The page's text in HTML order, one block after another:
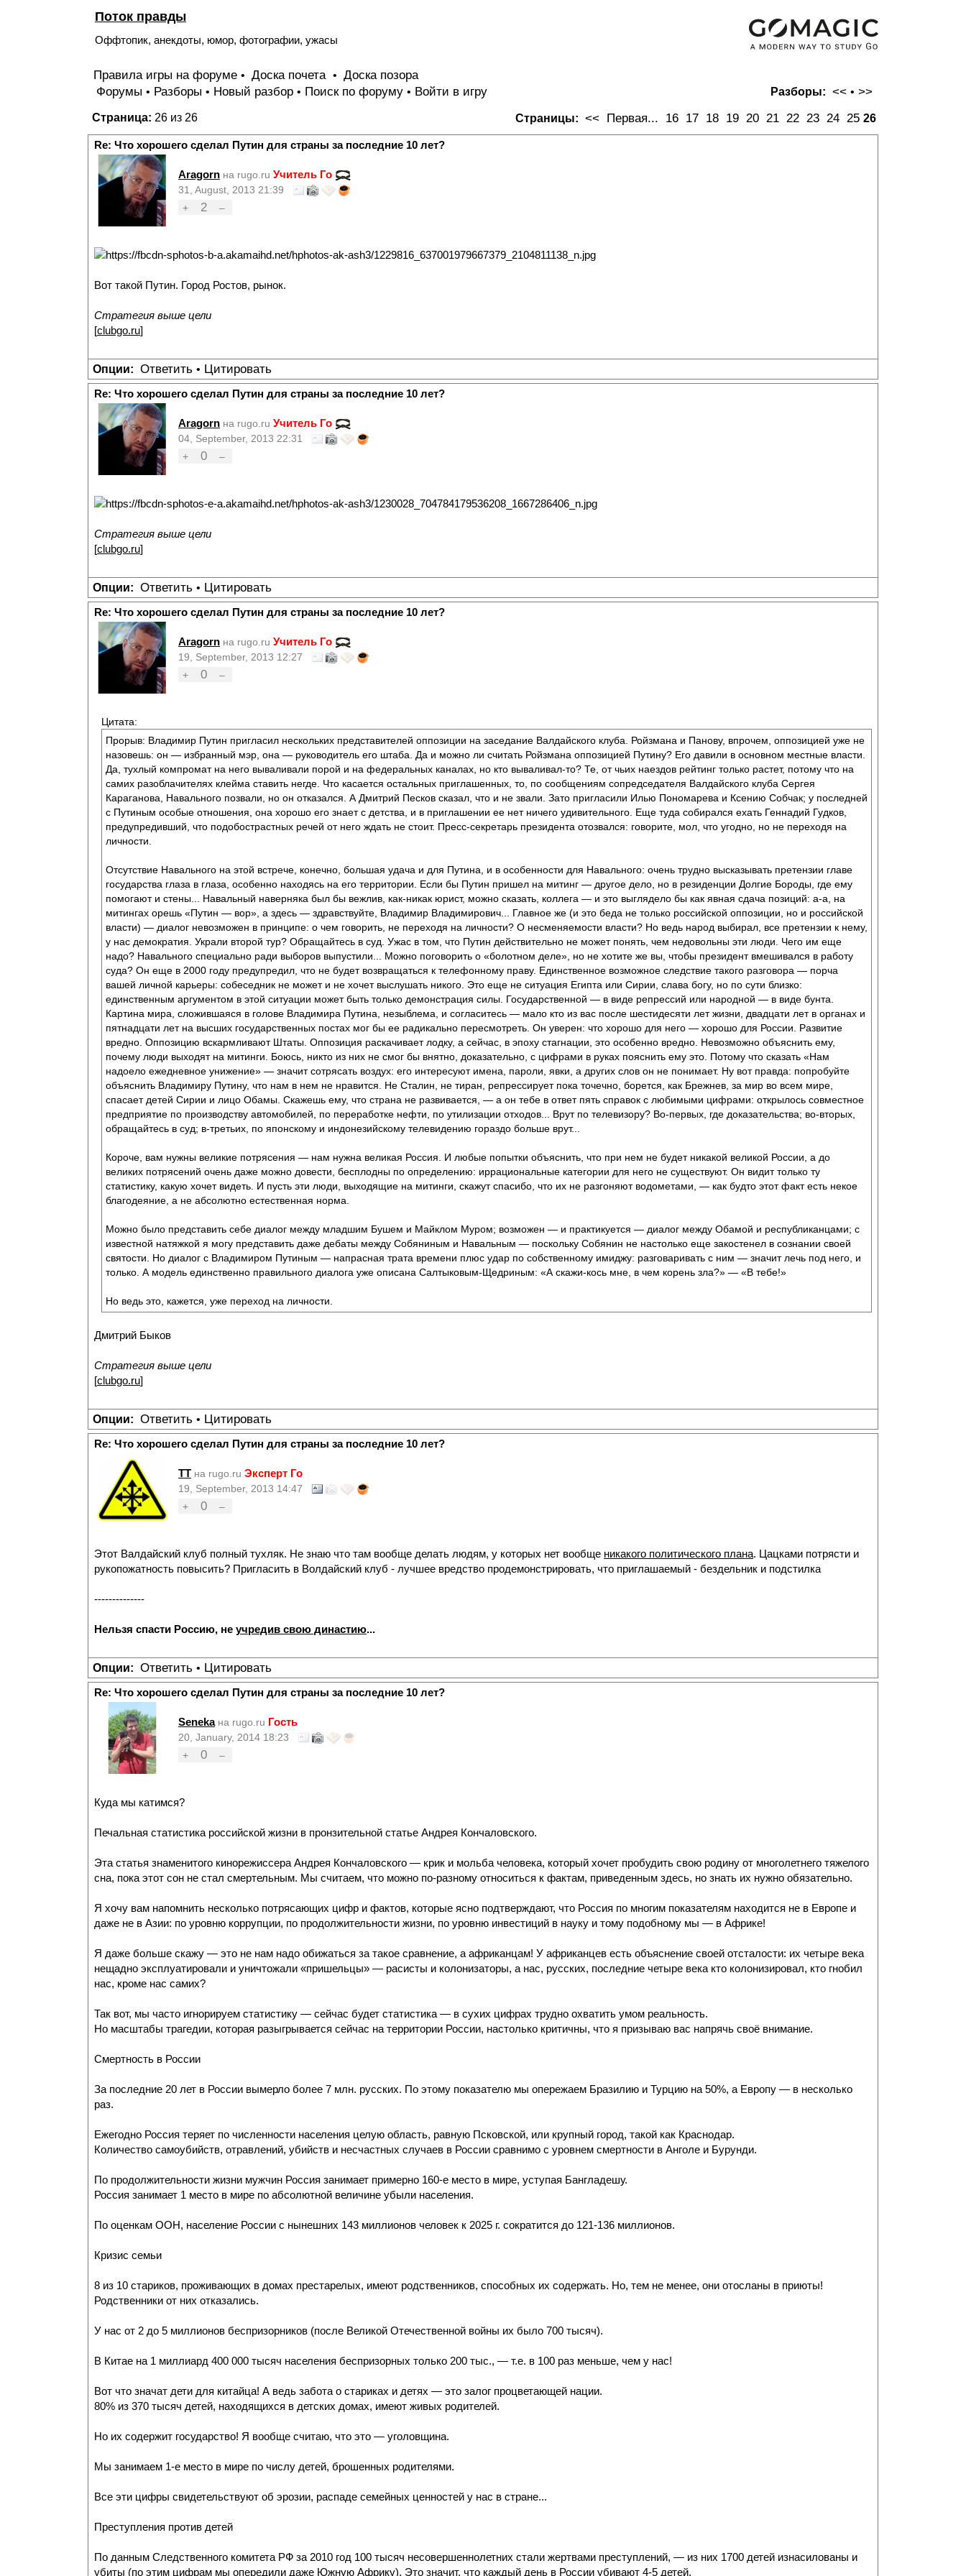
Поток правды
Оффтопик, анекдоты, юмор, фотографии, ужасы
Правила игры на форуме • Доска почета • Доска позора
Разборы: << • >>
Форумы • Разборы • Новый разбор • Поиск по форуму • Войти в игру
Страницы: << Первая... 16 17 18 19 20 21 22 23 24 25 26
Страница: 26 из 26
Re: Что хорошего сделал Путин для страны за последние 10 лет?
Aragorn на rugo.ru Учитель Го
31, August, 2013 21:39
+
2 –
Вот такой Путин. Город Ростов, рынок.
Стратегия выше цели
[clubgo.ru]
Опции: Ответить • Цитировать
Re: Что хорошего сделал Путин для страны за последние 10 лет?
Aragorn на rugo.ru Учитель Го
04, September, 2013 22:31
+
0 –
Стратегия выше цели
[clubgo.ru]
Опции: Ответить • Цитировать
Re: Что хорошего сделал Путин для страны за последние 10 лет?
Aragorn на rugo.ru Учитель Го
19, September, 2013 12:27
+
0 –
Цитата:
Прорыв: Владимир Путин пригласил нескольких представителей оппозиции на заседание Валдайского клуба. Ройзмана и Панову, впрочем, оппозицией уже не
назовешь: он — избранный мэр, она — руководитель его штаба. Да и можно ли считать Ройзмана оппозицией Путину? Его давили в основном местные власти.
Да, тухлый компромат на него вываливали порой и на федеральных каналах, но кто вываливал-то? Те, от чьих наездов рейтинг только растет, потому что на
самих разоблачителях клейма ставить негде. Что касается остальных приглашенных, то, по сообщениям сопредседателя Валдайского клуба Сергея
Караганова, Навального позвали, но он отказался. А Дмитрий Песков сказал, что и не звали. Зато пригласили Илью Пономарева и Ксению Собчак; у последней
с Путиным особые отношения, она хорошо его знает с детства, и в приглашении ее нет ничего удивительного. Еще туда собирался ехать Геннадий Гудков,
предупредивший, что подобострастных речей от него ждать не стоит. Пресс-секретарь президента отозвался: говорите, мол, что угодно, но не переходя на
личности.
Отсутствие Навального на этой встрече, конечно, большая удача и для Путина, и в особенности для Навального: очень трудно высказывать претензии главе
государства глаза в глаза, особенно находясь на его территории. Если бы Путин пришел на митинг — другое дело, но в резиденции Долгие Бороды, где ему
помогают и стены... Навальный наверняка был бы вежлив, как-никак юрист, можно сказать, коллега — и это выглядело бы как явная сдача позиций: а-а, на
митингах орешь «Путин — вор», а здесь — здравствуйте, Владимир Владимирович... Главное же (и это беда не только российской оппозиции, но и российской
власти) — диалог невозможен в принципе: о чем говорить, не переходя на личности? О несменяемости власти? Но ведь народ выбирал, все претензии к нему,
у нас демократия. Украли второй тур? Обращайтесь в суд. Ужас в том, что Путин действительно не может понять, чем недовольны эти люди. Чего им еще
надо? Навального специально ради выборов выпустили... Можно поговорить о «болотном деле», но не хотите же вы, чтобы президент вмешивался в работу
суда? Он еще в 2000 году предупредил, что не будет возвращаться к телефонному праву. Единственное возможное следствие такого разговора — порча
вашей личной карьеры: собеседник не может и не хочет выслушать никого. Это еще не ситуация Египта или Сирии, слава богу, но по сути близко:
единственным аргументом в этой ситуации может быть только демонстрация силы. Государственной — в виде репрессий или народной — в виде бунта.
Картина мира, сложившаяся в голове Владимира Путина, незыблема, и согласитесь — мало кто из вас после шестидесяти лет жизни, двадцати лет в органах и
пятнадцати лет на высших государственных постах мог бы ее радикально пересмотреть. Он уверен: что хорошо для него — хорошо для России. Развитие
вредно. Оппозицию вскармливают Штаты. Оппозиция раскачивает лодку, а сейчас, в эпоху стагнации, это особенно вредно. Невозможно объяснить ему,
почему люди выходят на митинги. Боюсь, никто из них не смог бы внятно, доказательно, с цифрами в руках пояснить ему это. Потому что сказать «Нам
надоело ежедневное унижение» — значит сотрясать воздух: его интересуют имена, пароли, явки, а других слов он не понимает. Ну вот правда: попробуйте
объяснить Владимиру Путину, что нам в нем не нравится. Не Сталин, не тиран, репрессирует пока точечно, борется, как Брежнев, за мир во всем мире,
спасает детей Сирии и лицо Обамы. Скажешь ему, что страна не развивается, — а он тебе в ответ пять справок с любимыми цифрами: открылось совместное
предприятие по производству автомобилей, по переработке нефти, по утилизации отходов... Врут по телевизору? Во-первых, где доказательства; во-вторых,
обращайтесь в суд; в-третьих, по японскому и индонезийскому телевидению гораздо больше врут...
Короче, вам нужны великие потрясения — нам нужна великая Россия. И любые попытки объяснить, что при нем не будет никакой великой России, а до
великих потрясений очень даже можно довести, бесплодны по определению: иррациональные категории для него не существуют. Он видит только ту
статистику, какую хочет видеть. И пусть эти люди, выходящие на митинги, скажут спасибо, что их не разгоняют водометами, — как будто этот факт есть некое
благодеяние, а не абсолютно естественная норма.
Можно было представить себе диалог между младшим Бушем и Майклом Муром; возможен — и практикуется — диалог между Обамой и республиканцами; с
известной натяжкой я могу представить даже дебаты между Собяниным и Навальным — поскольку Собянин не настолько еще закостенел в сознании своей
святости. Но диалог с Владимиром Путиным — напрасная трата времени плюс удар по собственному имиджу: разговаривать с ним — значит лечь под него, и
только. А модель единственно правильного диалога уже описана Салтыковым-Щедриным: «А скажи-кось мне, в чем корень зла?» — «В тебе!»
Но ведь это, кажется, уже переход на личности.
Дмитрий Быков
Стратегия выше цели
[clubgo.ru]
Опции: Ответить • Цитировать
Re: Что хорошего сделал Путин для страны за последние 10 лет?
TT на rugo.ru Эксперт Го
19, September, 2013 14:47
+
0 –
Этот Валдайский клуб полный тухляк. Не знаю что там вообще делать людям, у которых нет вообще никакого политического плана. Цацками потрясти и
рукопожатность повысить? Пригласить в Волдайский клуб - лучшее вредство продемонстрировать, что приглашаемый - бездельник и подстилка
--------------
Нельзя спасти Россию, не учредив свою династию...
Опции: Ответить • Цитировать
Re: Что хорошего сделал Путин для страны за последние 10 лет?
Seneka на rugo.ru Гость
20, January, 2014 18:23
+
0 –
Куда мы катимся?
Печальная статистика российской жизни в пронзительной статье Андрея Кончаловского.
Эта статья знаменитого кинорежиссера Андрея Кончаловского — крик и мольба человека, который хочет пробудить свою родину от многолетнего тяжелого
сна, пока этот сон не стал смертельным. Мы считаем, что можно по-разному относиться к фактам, приведенным здесь, но знать их нужно обязательно.
Я хочу вам напомнить несколько потрясающих цифр и фактов, которые ясно подтверждают, что Россия по многим показателям находится не в Европе и
даже не в Азии: по уровню коррупции, по продолжительности жизни, по уровню инвестиций в науку и тому подобному мы — в Африке!
Я даже больше скажу — это не нам надо обижаться за такое сравнение, а африканцам! У африканцев есть объяснение своей отсталости: их четыре века
нещадно эксплуатировали и уничтожали «пришельцы» — расисты и колонизаторы, а нас, русских, последние четыре века кто колонизировал, кто гнобил
нас, кроме нас самих?
Так вот, мы часто игнорируем статистику — сейчас будет статистика — в сухих цифрах трудно охватить умом реальность.
Но масштабы трагедии, которая разыгрывается сейчас на территории России, настолько критичны, что я призываю вас напрячь своё внимание.
Смертность в России
За последние 20 лет в России вымерло более 7 млн. русских. По этому показателю мы опережаем Бразилию и Турцию на 50%, а Европу — в несколько
раз.
Ежегодно Россия теряет по численности населения целую область, равную Псковской, или крупный город, такой как Краснодар.
Количество самоубийств, отравлений, убийств и несчастных случаев в России сравнимо с уровнем смертности в Анголе и Бурунди.
По продолжительности жизни мужчин Россия занимает примерно 160-е место в мире, уступая Бангладешу.
Россия занимает 1 место в мире по абсолютной величине убыли населения.
По оценкам ООН, население России с нынешних 143 миллионов человек к 2025 г. сократится до 121-136 миллионов.
Кризис семьи
8 из 10 стариков, проживающих в домах престарелых, имеют родственников, способных их содержать. Но, тем не менее, они отосланы в приюты!
Родственники от них отказались.
У нас от 2 до 5 миллионов беспризорников (после Великой Отечественной войны их было 700 тысяч).
В Китае на 1 миллиард 400 000 тысяч населения беспризорных только 200 тыс., — т.е. в 100 раз меньше, чем у нас!
Вот что значат дети для китайца! А ведь забота о стариках и детях — это залог процветающей нации.
80% из 370 тысяч детей, находящихся в детских домах, имеют живых родителей.
Но их содержит государство! Я вообще считаю, что это — уголовщина.
Мы занимаем 1-е место в мире по числу детей, брошенных родителями.
Все эти цифры свидетельствуют об эрозии, распаде семейных ценностей у нас в стране...
Преступления против детей
По данным Следственного комитета РФ за 2010 год 100 тысяч несовершеннолетних стали жертвами преступлений, — из них 1700 детей изнасилованы и
убиты (по этим цифрам мы опередили даже Южную Африку). Это значит, что каждый день в России убивают 4-5 детей.